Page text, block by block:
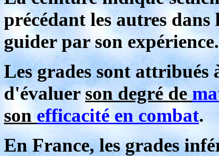
précédant les autres dans
guider par son expérience.
Les grades sont
d'évaluerson degré de
sonefficacité en combat.
En France, les grades